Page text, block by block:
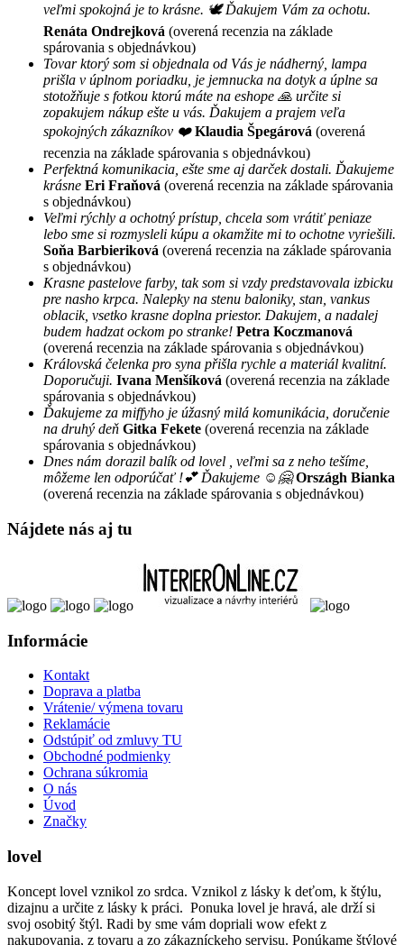
veľmi spokojná je to krásne. 🕊 Ďakujem Vám za ochotu.
Renáta Ondrejková (overená recenzia na základe
spárovania s objednávkou)
Tovar ktorý som si objednala od Vás je nádherný, lampa
prišla v úplnom poriadku, je jemnucka na dotyk a úplne sa
stotožňuje s fotkou ktorú máte na eshope 🙏 určite si
zopakujem nákup ešte u vás. Ďakujem a prajem veľa
spokojných zákazníkov ❤️ Klaudia Špegárová (overená
recenzia na základe spárovania s objednávkou)
Perfektná komunikacia, ešte sme aj darček dostali. Ďakujeme
krásne Eri Fraňová (overená recenzia na základe spárovania
s objednávkou)
Veľmi rýchly a ochotný prístup, chcela som vrátiť peniaze
lebo sme si rozmysleli kúpu a okamžite mi to ochotne vyriešili.
Soňa Barbieriková (overená recenzia na základe spárovania
s objednávkou)
Krasne pastelove farby, tak som si vzdy predstavovala izbicku
pre nasho krpca. Nalepky na stenu baloniky, stan, vankus
oblacik, vsetko krasne doplna priestor. Dakujem, a nadalej
budem hadzat ockom po stranke! Petra Koczmanová
(overená recenzia na základe spárovania s objednávkou)
Královská čelenka pro syna přišla rychle a materiál kvalitní.
Doporučuji. Ivana Menšíková (overená recenzia na základe
spárovania s objednávkou)
Ďakujeme za miffyho je úžasný milá komunikácia, doručenie
na druhý deň Gitka Fekete (overená recenzia na základe
spárovania s objednávkou)
Dnes nám dorazil balík od lovel , veľmi sa z neho tešíme,
môžeme len odporúčať !💕 Ďakujeme ☺️🤗 Országh Bianka
(overená recenzia na základe spárovania s objednávkou)
Nájdete nás aj tu
Informácie
Kontakt
Doprava a platba
Vrátenie/ výmena tovaru
Reklamácie
Odstúpiť od zmluvy TU
Obchodné podmienky
Ochrana súkromia
O nás
Úvod
Značky
lovel
Koncept lovel vznikol zo srdca. Vznikol z lásky k deťom, k štýlu,
dizajnu a určite z lásky k práci. Ponuka lovel je hravá, ale drží si
svoj osobitý štýl. Radi by sme vám dopriali wow efekt z
nakupovania, z tovaru a zo zákazníckeho servisu. Ponúkame štýlové